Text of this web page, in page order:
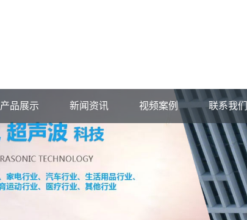
产品展示 新闻资讯 视频案例 联系我们